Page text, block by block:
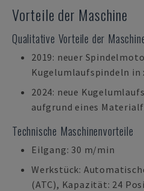
Vorteile der Maschine
Qualitative Vorteile der
2019: neuer
Kugelumlaufspindeln in
2024: neue
aufgrund eines
Technische Maschinenvorteile
Eilgang: 30 m/min
Werkstück:
(ATC), Kapazität: 24